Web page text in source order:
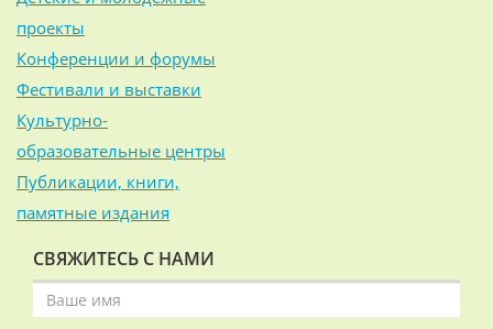
проекты
Конференции и форумы
Фестивали и выставки
Культурно-
образовательные центры
Публикации, книги,
памятные издания
СВЯЖИТЕСЬ С НАМИ